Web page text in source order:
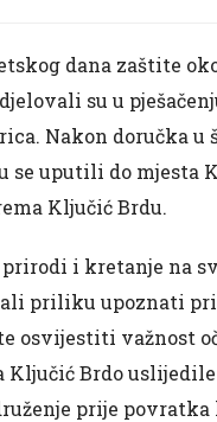
dana zaštite
su u
Nakon doručka u
se uputili do mjesta
Ključić Brdu.
i kretanje na
priliku upoznati
osvijestiti važnost
Ključić Brdo
prije povratka